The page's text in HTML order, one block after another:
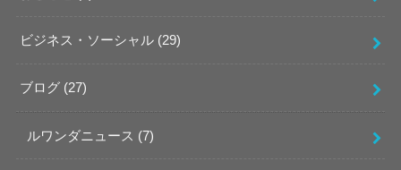
ビジネス・ソーシャル (29)
ブログ (27)
ルワンダニュース (7)